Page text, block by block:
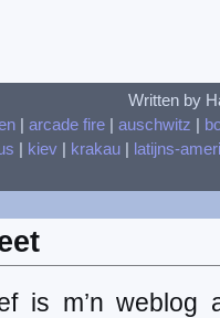
Written by
| arcade fire| auschwitz
kiev| krakau| latijns-
is m’n weblog